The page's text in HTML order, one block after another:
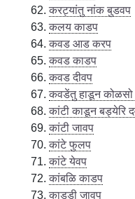
करट्यांतु नांक बुडवप
कलय काडप
कवड आड करप
कवड काडप
कवड दीवप
कवडेंतु हाडून
कांटी काडून बड्येरि
कांटी जावप
कांटे फुलप
कांटे येवप
कांबळि काडप
काड्डी जावप